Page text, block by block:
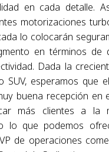
en cada detalle.
motorizaciones
lo colocarán
en términos de
Dada la
SUV, esperamos que
buena recepción en
más clientes a la
lo que podemos
de operaciones